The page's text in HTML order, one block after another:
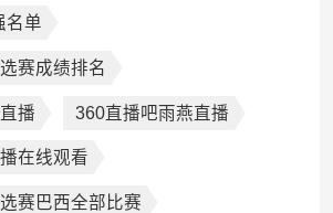
名单
赛成绩排名
播 360直播吧雨燕直播
在线观看
赛巴西全部比赛